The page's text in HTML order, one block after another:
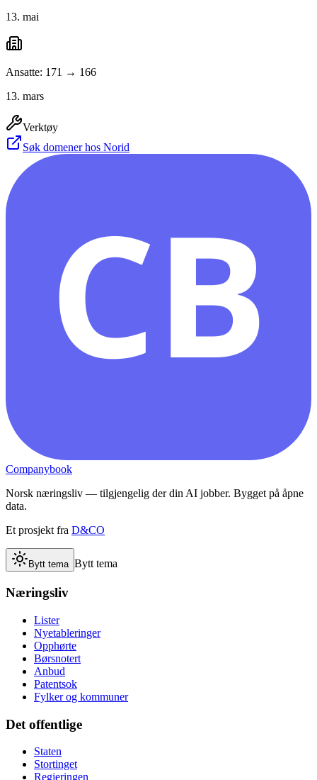
13. mai
Ansatte: 171 → 166
13. mars
Verktøy
Søk domener hos Norid
CB
Companybook
Norsk næringsliv — tilgjengelig der din AI jobber. Bygget på åpne
data.
Et prosjekt fra D&CO
Bytt tema Bytt tema
Næringsliv
Lister
Nyetableringer
Opphørte
Børsnotert
Anbud
Patentsok
Fylker og kommuner
Det offentlige
Staten
Stortinget
Regjeringen